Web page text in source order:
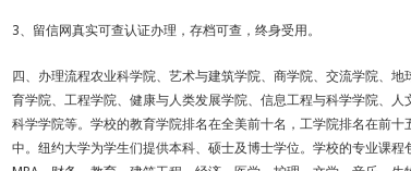
3、留信网真实可查认证办理，存档可查，终身受用。
四、办理流程农业科学院、艺术与建筑学院、商学院、交流学院、地
育学院、工程学院、健康与人类发展学院、信息工程与科学学院、人
科学学院等。学校的教育学院排名在全美前十名，工学院排名在前十
中。纽约大学为学生们提供本科、硕士及博士学位。学校的专业课程